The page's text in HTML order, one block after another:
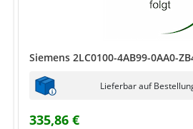
Siemens 2LC0100-4AB99-0AA0-
Lieferbar auf
335,86 €